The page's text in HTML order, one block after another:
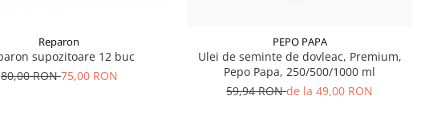
Reparon
supozitoare 12 buc
80,00 RON75,00 RON
PEPO PAPA
Ulei de seminte de dovleac, Premium,
Pepo Papa, 250/500/1000 ml
59,94 RONde la 49,00 RON